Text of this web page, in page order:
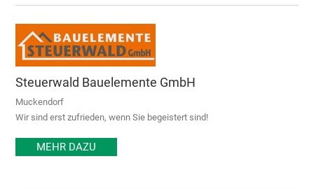
Steuerwald Bauelemente GmbH
Muckendorf
Wir sind erst zufrieden, wenn Sie begeistert sind!
MEHR DAZU